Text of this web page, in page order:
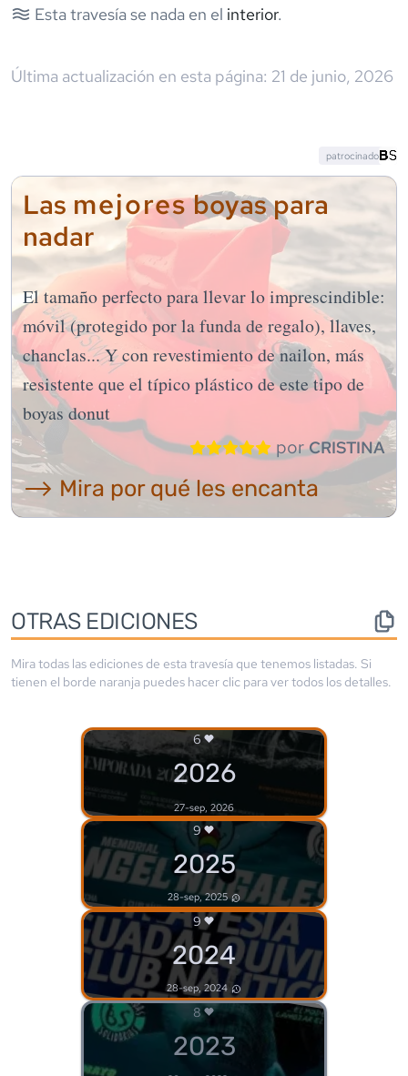
Esta travesía se nada en el interior.
Última actualización en esta página: 21 de junio, 2026
Las mejoresboyas para
nadar
El tamaño perfecto para llevar lo imprescindible:
móvil (protegido por la funda de regalo), llaves,
chanclas... Y con revestimiento de nailon, más
resistente que el típico plástico de este tipo de
boyas donut
porCRISTINA
⟶ Mira por qué les encanta
patrocinado
OTRAS EDICIONES
Mira todas las ediciones de esta travesía que tenemos listadas. Si
tienen el borde naranja puedes hacer clic para ver todos los detalles.
6
2026
27-sep, 2026
9
2025
28-sep, 2025
9
2024
28-sep, 2024
8
2023